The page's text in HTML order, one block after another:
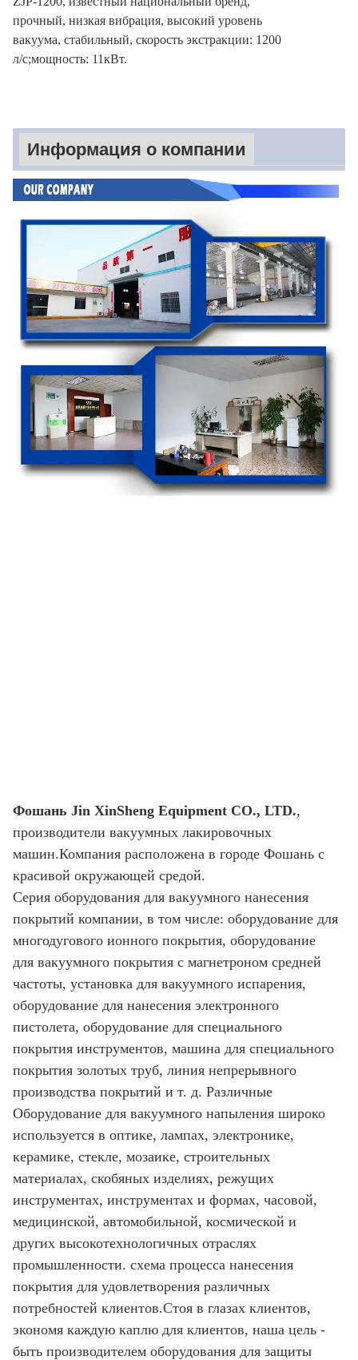
прочный, низкая вибрация, высокий уровень
вакуума, стабильный, скорость экстракции: 1200
л/с;мощность: 11кВт.
Информация о компании
Фошань Jin XinSheng Equipment CO., LTD.,
производители вакуумных лакировочных
машин.Компания расположена в городе Фошань с
красивой окружающей средой.
Серия оборудования для вакуумного нанесения
покрытий компании, в том числе: оборудование для
многодугового ионного покрытия, оборудование
для вакуумного покрытия с магнетроном средней
частоты, установка для вакуумного испарения,
оборудование для нанесения электронного
пистолета, оборудование для специального
покрытия инструментов, машина для специального
покрытия золотых труб, линия непрерывного
производства покрытий и т. д. Различные
Оборудование для вакуумного напыления широко
используется в оптике, лампах, электронике,
керамике, стекле, мозаике, строительных
материалах, скобяных изделиях, режущих
инструментах, инструментах и ​​​​формах, часовой,
медицинской, автомобильной, космической и
других высокотехнологичных отраслях
промышленности. схема процесса нанесения
покрытия для удовлетворения различных
потребностей клиентов.Стоя в глазах клиентов,
экономя каждую каплю для клиентов, наша цель -
быть производителем оборудования для защиты